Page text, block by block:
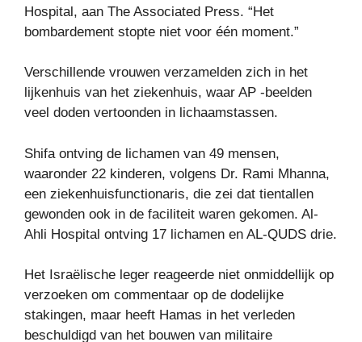
Hospital, aan The Associated Press. “Het
bombardement stopte niet voor één moment.”
Verschillende vrouwen verzamelden zich in het
lijkenhuis van het ziekenhuis, waar AP -beelden
veel doden vertoonden in lichaamstassen.
Shifa ontving de lichamen van 49 mensen,
waaronder 22 kinderen, volgens Dr. Rami Mhanna,
een ziekenhuisfunctionaris, die zei dat tientallen
gewonden ook in de faciliteit waren gekomen. Al-
Ahli Hospital ontving 17 lichamen en AL-QUDS drie.
Het Israëlische leger reageerde niet onmiddellijk op
verzoeken om commentaar op de dodelijke
stakingen, maar heeft Hamas in het verleden
beschuldigd van het bouwen van militaire